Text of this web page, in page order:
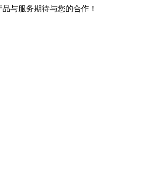
与服务期待与您的合作！